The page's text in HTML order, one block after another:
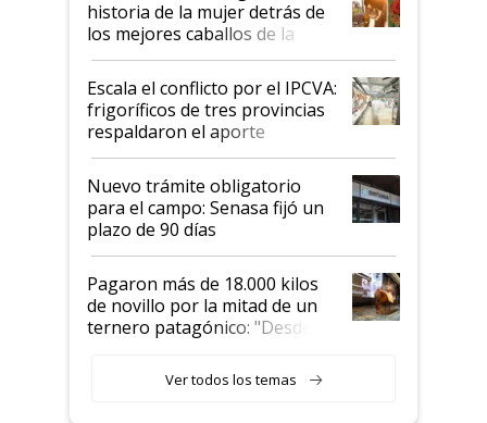
historia de la mujer detrás de
los mejores caballos de la
Argentina y los mitos que
todavía hacen sufrir a estos
animales: "Mientras me
descalificaban, yo seguí
haciendo currículum"
Escala el conflicto por el IPCVA:
frigoríficos de tres provincias
respaldaron el aporte
obligatorio
Nuevo trámite obligatorio
para el campo: Senasa fijó un
plazo de 90 días
Pagaron más de 18.000 kilos
de novillo por la mitad de un
ternero patagónico: "Desde
llamar la atención"
Ver todos los temas